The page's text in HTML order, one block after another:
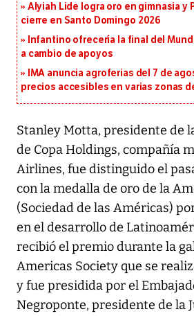
Alyiah Lide logra oro en gimnasia y
cierre en Santo Domingo 2026
Infantino ofrecería la final del
a cambio de apoyos
IMA anuncia agroferias del 7 de
precios accesibles en varias zonas
Stanley Motta, presidente de
de Copa Holdings, compañía
Airlines, fue distinguido el
con la medalla de oro de la
(Sociedad de las Américas)
en el desarrollo de
recibió el premio durante la
Americas Society que se
y fue presidida por el
Negroponte, presidente de la